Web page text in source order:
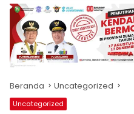
produk
antara
lain
mampu
menjadi
komunikasi
usaha
Beranda Uncategorized
Uncategorized